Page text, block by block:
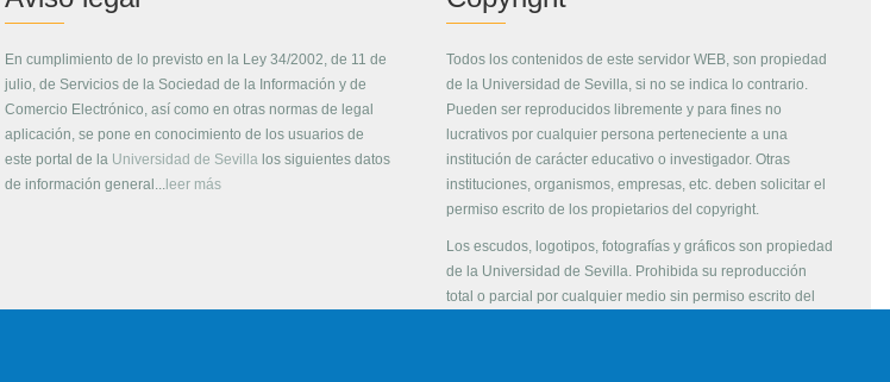
En cumplimiento de lo previsto en la Ley 34/2002, de 11 de
julio, de Servicios de la Sociedad de la Información y de
Comercio Electrónico, así como en otras normas de legal
aplicación, se pone en conocimiento de los usuarios de
este portal de la Universidad de Sevilla los siguientes datos
de información general... leer más
Todos los contenidos de este servidor WEB, son propiedad
de la Universidad de Sevilla, si no se indica lo contrario.
Pueden ser reproducidos libremente y para fines no
lucrativos por cualquier persona perteneciente a una
institución de carácter educativo o investigador. Otras
instituciones, organismos, empresas, etc. deben solicitar el
permiso escrito de los propietarios del copyright.
Los escudos, logotipos, fotografías y gráficos son propiedad
de la Universidad de Sevilla. Prohibida su reproducción
total o parcial por cualquier medio sin permiso escrito del